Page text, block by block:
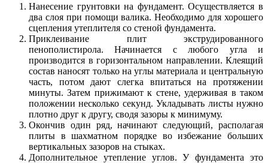
Нанесение грунтовки на фундамент. Осуществляется в
два слоя при помощи валика. Необходимо для хорошего
сцепления утеплителя со стеной фундамента.
Приклеивание плит экструдированного
пенополистирола. Начинается с любого угла и
производится в горизонтальном направлении. Клеящий
состав наносят только на углы материала и центральную
часть, потом дают слегка впитаться на протяжении
минуты. Затем прижимают к стене, удерживая в таком
положении несколько секунд. Укладывать листы нужно
плотно друг к другу, сводя зазоры к минимуму.
Окончив один ряд, начинают следующий, располагая
плиты в шахматном порядке во избежание больших
вертикальных зазоров на стыках.
Дополнительное утепление углов. У фундамента это